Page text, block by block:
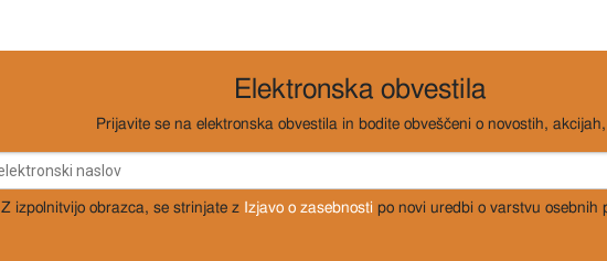
Elektronska obvestila
Prijavite se na elektronska obvestila in bodite obveščeni o novostih,
Z izpolnitvijo obrazca, se strinjate z Izjavo o zasebnosti po novi uredbi o varstvu osebnih